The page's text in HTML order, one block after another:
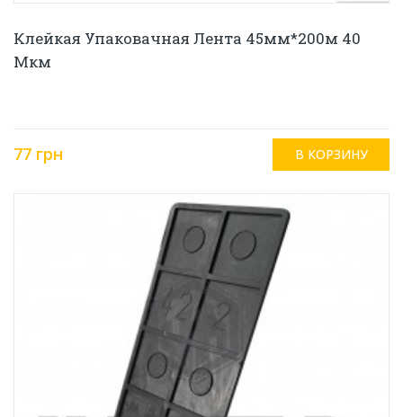
Клейкая Упаковачная Лента 45мм*200м 40
Мкм
77 грн